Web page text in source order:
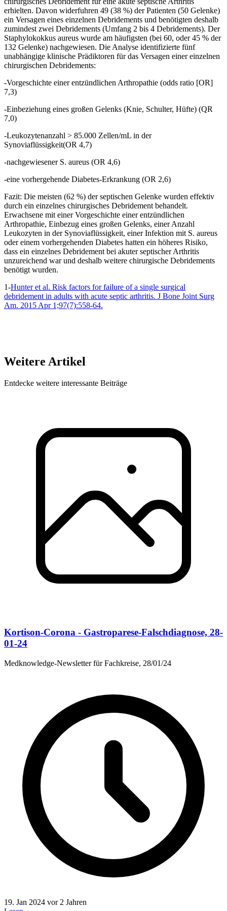
erhielten. Davon widerfuhren 49 (38 %) der Patienten (50 Gelenke)
ein Versagen eines einzelnen Debridements und benötigten deshalb
zumindest zwei Debridements (Umfang 2 bis 4 Debridements). Der
Staphylokokkus aureus wurde am häufigsten (bei 60, oder 45 % der
132 Gelenke) nachgewiesen. Die Analyse identifizierte fünf
unabhängige klinische Prädiktoren für das Versagen einer einzelnen
chirurgischen Debridements:
-Vorgeschichte einer entzündlichen Arthropathie (odds ratio [OR]
7,3)
-Einbeziehung eines großen Gelenks (Knie, Schulter, Hüfte) (QR
7,0)
-Leukozytenanzahl > 85.000 Zellen/mL in der
Synoviaflüssigkeit(OR 4,7)
-nachgewiesener S. aureus (OR 4,6)
-eine vorhergehende Diabetes-Erkrankung (OR 2,6)
Fazit: Die meisten (62 %) der septischen Gelenke wurden effektiv
durch ein einzelnes chirurgisches Debridement behandelt.
Erwachsene mit einer Vorgeschichte einer entzündlichen
Arthropathie, Einbezug eines großen Gelenks, einer Anzahl
Leukozyten in der Synoviaflüssigkeit, einer Infektion mit S. aureus
oder einem vorhergehenden Diabetes hatten ein höheres Risiko,
dass ein einzelnes Debridement bei akuter septischer Arthritis
unzureichend war und deshalb weitere chirurgische Debridements
benötigt wurden.
1-Hunter et al. Risk factors for failure of a single surgical
debridement in adults with acute septic arthritis. J Bone Joint Surg
Am. 2015 Apr 1;97(7):558-64.
Weitere Artikel
Entdecke weitere interessante Beiträge
Kortison-Corona - Gastroparese-Falschdiagnose, 28-
01-24
Medknowledge-Newsletter für Fachkreise, 28/01/24
19. Jan 2024 vor 2 Jahren